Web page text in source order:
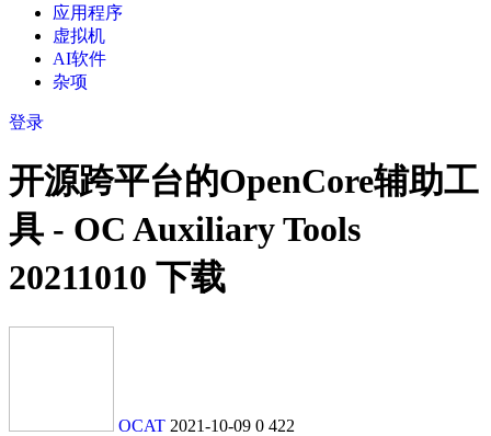
应用程序
虚拟机
AI软件
杂项
登录
开源跨平台的OpenCore辅助工
具 - OC Auxiliary Tools
20211010 下载
OCAT 2021-10-09 0 422